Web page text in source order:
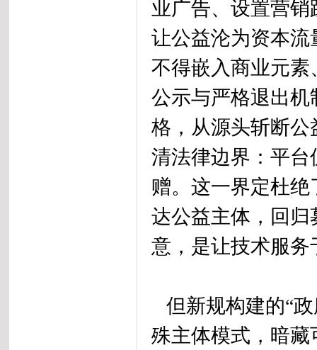
业广告、设置营
让公益沦为资本
不得嵌入商业元
公示与严格退出
格，从源头斩断
清法律边界：平
赠。这一界定杜
达公益主体，回
意，是让技术服
但新规构建的“
殊主体模式，暗